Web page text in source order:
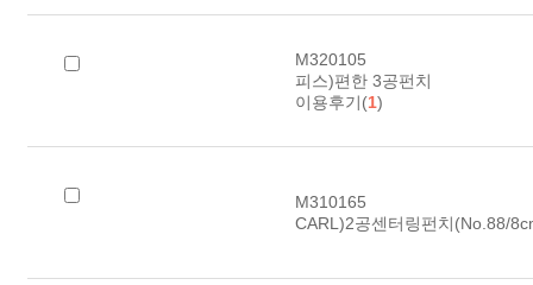
M320105
피스)편한 3공펀치
이용후기(1)
M310165
CARL)2공센터링펀치(No.88/